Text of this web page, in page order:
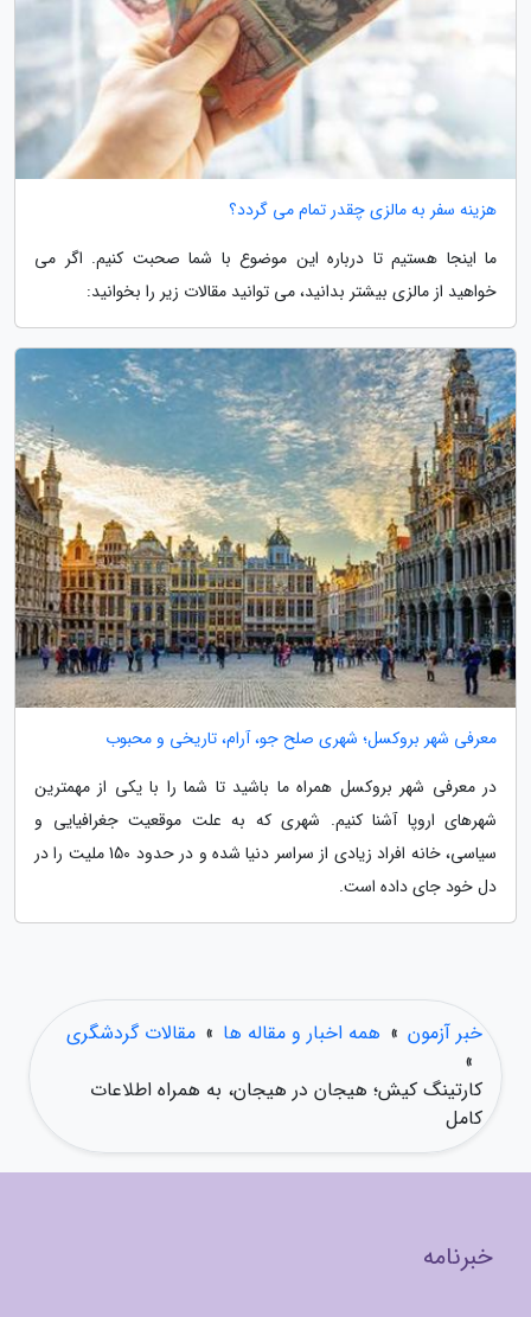
هزینه سفر به مالزی چقدر تمام می گردد؟
ما اینجا هستیم تا درباره این موضوع با شما صحبت کنیم. اگر می
خواهید از مالزی بیشتر بدانید، می توانید مقالات زیر را بخوانید:
معرفی شهر بروکسل؛ شهری صلح جو، آرام، تاریخی و محبوب
در معرفی شهر بروکسل همراه ما باشید تا شما را با یکی از مهمترین
شهرهای اروپا آشنا کنیم. شهری که به علت موقعیت جغرافیایی و
سیاسی، خانه افراد زیادی از سراسر دنیا شده و در حدود 150 ملیت را در
دل خود جای داده است.
خبر آزمون » همه اخبار و مقاله ها » مقالات گردشگری
»
کارتینگ کیش؛ هیجان در هیجان، به همراه اطلاعات
کامل
خبرنامه